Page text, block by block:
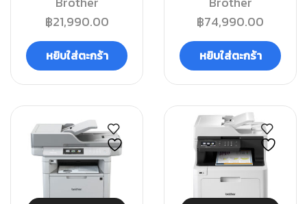
฿21,990.00
หยิบใส่ตะกร้า
฿74,990.00
หยิบใส่ตะกร้า